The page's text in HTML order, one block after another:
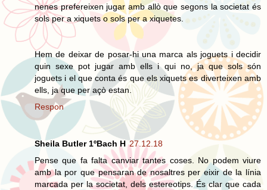
nenes prefereixen jugar amb allò que segons la societat és
sols per a xiquets o sols per a xiquetes.
Hem de deixar de posar-hi una marca als joguets i decidir
quin sexe pot jugar amb ells i qui no, ja que sols són
joguets i el que conta és que els xiquets es diverteixen amb
ells, ja que per açò estan.
Respon
Sheila Butler 1ºBach H 27.12.18
Pense que fa falta canviar tantes coses. No podem viure
amb la por que pensaran de nosaltres per eixir de la línia
marcada per la societat, dels estereotips. És clar que cada